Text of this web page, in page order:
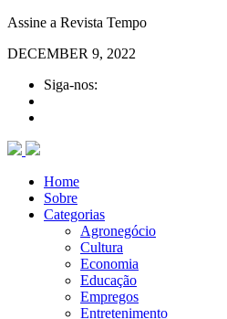
Assine a Revista Tempo
DECEMBER 9, 2022
Siga-nos:
Home
Sobre
Categorias
Agronegócio
Cultura
Economia
Educação
Empregos
Entretenimento